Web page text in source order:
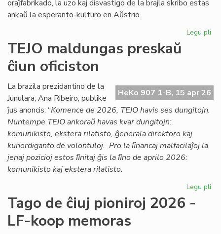
oraĵfabrikado, la uzo kaj disvastigo de la brajla skribo estas
ankaŭ la esperanto-kulturo en Aŭstrio.
Legu pli
TEJO maldungas preskaŭ
ĉiun oficiston
HeKo 907 1-B, 15 apr 26
La brazila prezidantino de la
Junulara, Ana Ribeiro, publike
ĵus anoncis: “Komence de 2026, TEJO havis ses dungitojn.
Nuntempe TEJO ankoraŭ havas kvar dungitojn:
komunikisto, ekstera rilatisto, ĝenerala direktoro kaj
kunordiganto de volontuloj. Pro la ﬁnancaj malfacilaĵoj la
jenaj pozicioj estos ﬁnitaj ĝis la ﬁno de aprilo 2026:
komunikisto kaj ekstera rilatisto.
Legu pli
Tago de ĉiuj pioniroj 2026 -
LF-koop memoras